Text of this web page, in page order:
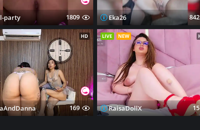
party 1809 Eka26 842
169 RaisaDollX 15